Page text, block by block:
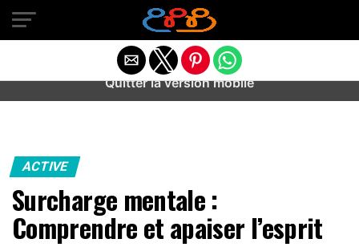
Warning
: preg_match(): Unknown modifier '/' in
/home/u589487443/domains/aideanxietestress.fr/
content/plugins/idev-post-views/includes/class-bots.php
ACTIVE
Surcharge mentale :
Comprendre et apaiser l’esprit
Quitter la version mobile